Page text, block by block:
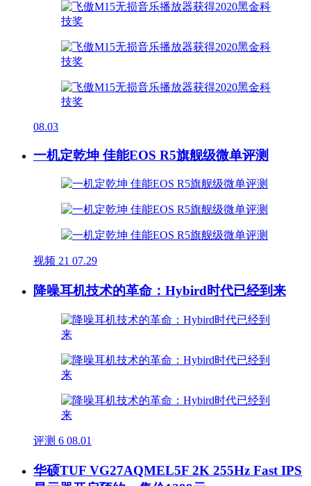
08.03
一机定乾坤 佳能EOS R5旗舰级微单评测
视频 21 07.29
降噪耳机技术的革命：Hybird时代已经到来
评测 6 08.01
华硕TUF VG27AQMEL5F 2K 255Hz Fast IPS